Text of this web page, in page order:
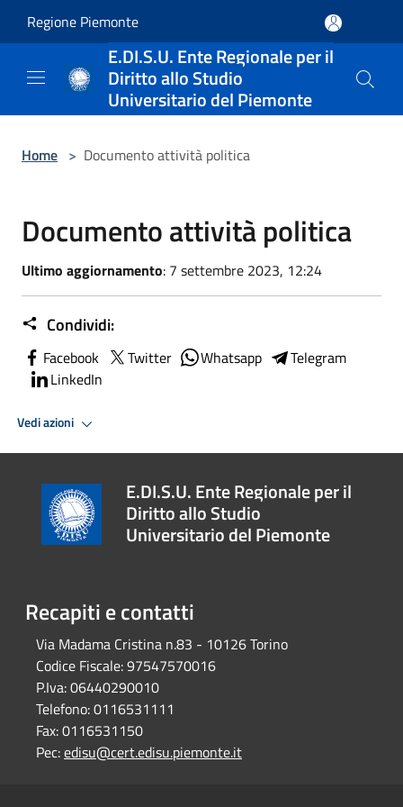
Regione Piemonte
E.DI.S.U. Ente Regionale per il
Diritto allo Studio
Universitario del Piemonte
Home > Documento attività politica
Documento attività politica
Ultimo aggiornamento: 7 settembre 2023, 12:24
Condividi:
Facebook Twitter Whatsapp
Telegram
LinkedIn
Vedi azioni
E.DI.S.U. Ente Regionale per il
Diritto allo Studio
Universitario del Piemonte
Recapiti e contatti
Via Madama Cristina n.83 - 10126 Torino
Codice Fiscale:97547570016
P.Iva:06440290010
Telefono:0116531111
Fax:0116531150
Pec:edisu@cert.edisu.piemonte.it